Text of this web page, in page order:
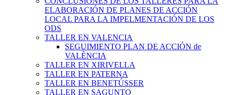
ELABORACIÓN DE PLANES DE ACCIÓN
LOCAL PARA LA IMPELMENTACIÓN DE LOS
ODS
TALLER EN VALENCIA
SEGUIMIENTO PLAN DE ACCIÓN de
VALÈNCIA
TALLER EN XIRIVELLA
TALLER EN PATERNA
TALLER EN BENETÚSSER
TALLER EN SAGUNTO